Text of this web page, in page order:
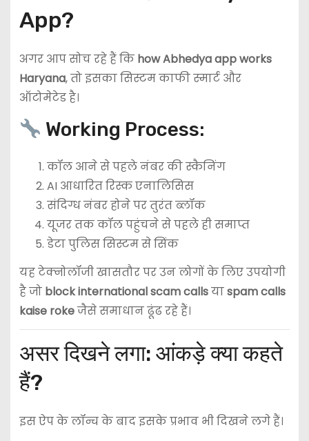
App?
अगर आप सोच रहे हैं कि how Abhedya app works
Haryana, तो इसका सिस्टम काफी स्मार्ट और
ऑटोमेटेड है।
Working Process:
कॉल आने से पहले नंबर की स्कैनिंग
AI आधारित रिस्क एनालिसिस
संदिग्ध नंबर होने पर तुरंत ब्लॉक
यूजर तक कॉल पहुंचने से पहले ही समाप्त
डेटा पुलिस सिस्टम से सिंक
यह टेक्नोलॉजी खासतौर पर उन लोगों के लिए उपयोगी
है जो block international scam callsयाspam calls
kaise rokeजैसे समाधान ढूंढ रहे हैं।
असर दिखने लगा: आंकड़े क्या कहते
हैं?
इस ऐप के लॉन्च के बाद इसके प्रभाव भी दिखने लगे हैं।